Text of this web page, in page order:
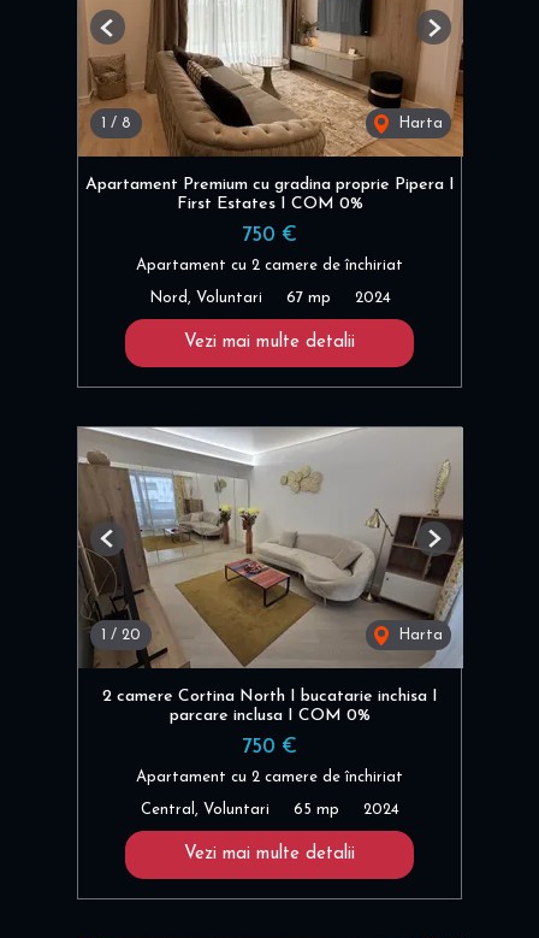
1 / 8 Harta
Previous Next
Apartament Premium cu gradina proprie Pipera I
First Estates I COM 0%
750 €
Apartament cu 2 camere de închiriat
Nord, Voluntari 67 mp 2024
Vezi mai multe detalii
1 / 20 Harta
Previous Next
2 camere Cortina North I bucatarie inchisa I
parcare inclusa I COM 0%
750 €
Apartament cu 2 camere de închiriat
Central, Voluntari 65 mp 2024
Vezi mai multe detalii